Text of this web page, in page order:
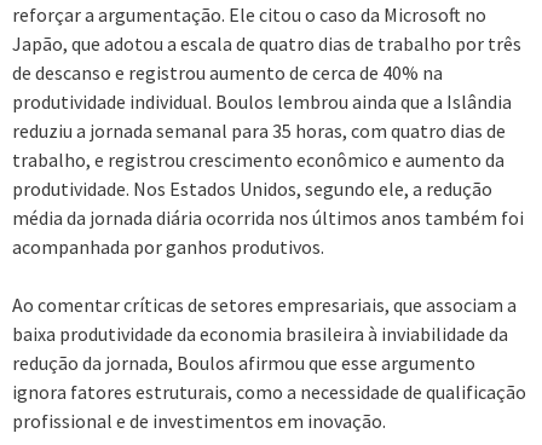
reforçar a argumentação. Ele citou o caso da Microsoft no
Japão, que adotou a escala de quatro dias de trabalho por três
de descanso e registrou aumento de cerca de 40% na
produtividade individual. Boulos lembrou ainda que a Islândia
reduziu a jornada semanal para 35 horas, com quatro dias de
trabalho, e registrou crescimento econômico e aumento da
produtividade. Nos Estados Unidos, segundo ele, a redução
média da jornada diária ocorrida nos últimos anos também foi
acompanhada por ganhos produtivos.
Ao comentar críticas de setores empresariais, que associam a
baixa produtividade da economia brasileira à inviabilidade da
redução da jornada, Boulos afirmou que esse argumento
ignora fatores estruturais, como a necessidade de qualificação
profissional e de investimentos em inovação.